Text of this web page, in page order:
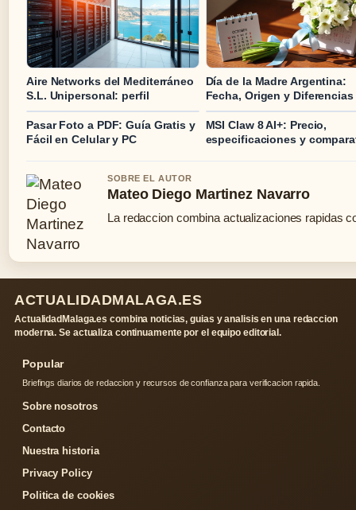
Aire Networks del Mediterráneo
S.L. Unipersonal: perfil
Día de la Madre Argentina:
Fecha, Origen y Diferencias
Pasar Foto a PDF: Guía Gratis y
Fácil en Celular y PC
MSI Claw 8 AI+: Precio,
especificaciones y
SOBRE EL AUTOR
Mateo Diego Martinez Navarro
La redaccion combina actualizaciones rapidas
ACTUALIDADMALAGA.ES
ActualidadMalaga.es combina noticias, guias y analisis en una redaccion
moderna. Se actualiza continuamente por el equipo editorial.
Popular
Briefings diarios de redaccion y recursos de confianza para verificacion rapida.
Sobre nosotros
Contacto
Nuestra historia
Privacy Policy
Politica de cookies